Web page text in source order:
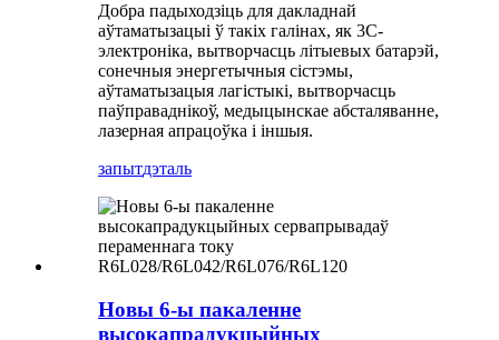
Добра падыходзіць для дакладнай
аўтаматызацыі ў такіх галінах, як 3C-
электроніка, вытворчасць літыевых батарэй,
сонечныя энергетычныя сістэмы,
аўтаматызацыя лагістыкі, вытворчасць
паўправаднікоў, медыцынскае абсталяванне,
лазерная апрацоўка і іншыя.
запытдэталь
Новы 6-ы пакаленне
высокапрадукцыйных